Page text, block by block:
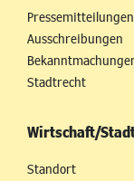
Pressemitteilungen
Ausschreibungen
Stadtrecht
Wirtschaft/
Standort